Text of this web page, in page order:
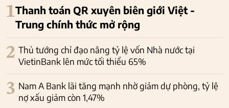
1Thanh toán QR xuyên biên giới Việt -
Trung chính thức mở rộng
2 Thủ tướng chỉ đạo nâng tỷ lệ vốn Nhà nước tại
VietinBank lên mức tối thiểu 65%
3 Nam A Bank lãi tăng mạnh nhờ giảm dự phòng, tỷ lệ
nợ xấu giảm còn 1,47%